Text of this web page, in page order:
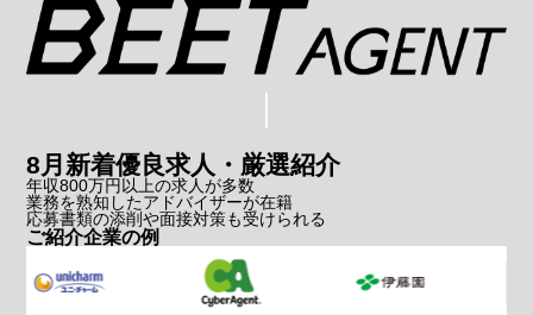
8月新着優良求人・厳選紹介
年収800万円以上の求人が多数
業務を熟知したアドバイザーが在籍
応募書類の添削や面接対策も受けられる
ご紹介企業の例